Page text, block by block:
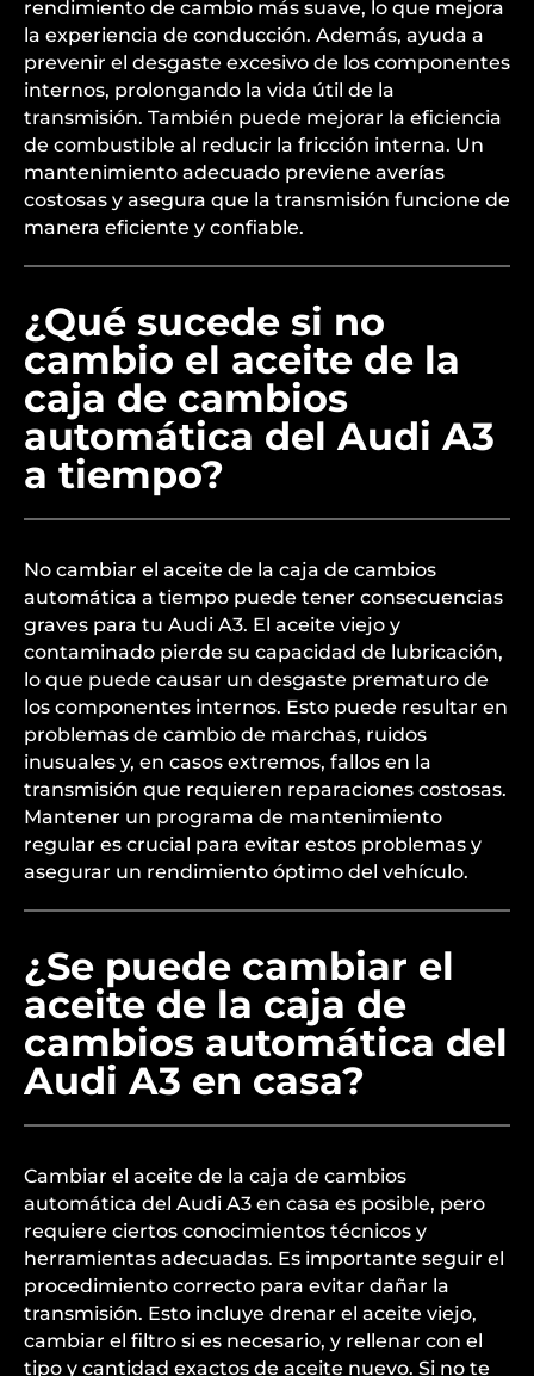
rendimiento de cambio más suave, lo que mejora
la experiencia de conducción. Además, ayuda a
prevenir el desgaste excesivo de los componentes
internos, prolongando la vida útil de la
transmisión. También puede mejorar la eficiencia
de combustible al reducir la fricción interna. Un
mantenimiento adecuado previene averías
costosas y asegura que la transmisión funcione de
manera eficiente y confiable.
¿Qué sucede si no
cambio el aceite de la
caja de cambios
automática del Audi A3
a tiempo?
No cambiar el aceite de la caja de cambios
automática a tiempo puede tener consecuencias
graves para tu Audi A3. El aceite viejo y
contaminado pierde su capacidad de lubricación,
lo que puede causar un desgaste prematuro de
los componentes internos. Esto puede resultar en
problemas de cambio de marchas, ruidos
inusuales y, en casos extremos, fallos en la
transmisión que requieren reparaciones costosas.
Mantener un programa de mantenimiento
regular es crucial para evitar estos problemas y
asegurar un rendimiento óptimo del vehículo.
¿Se puede cambiar el
aceite de la caja de
cambios automática del
Audi A3 en casa?
Cambiar el aceite de la caja de cambios
automática del Audi A3 en casa es posible, pero
requiere ciertos conocimientos técnicos y
herramientas adecuadas. Es importante seguir el
procedimiento correcto para evitar dañar la
transmisión. Esto incluye drenar el aceite viejo,
cambiar el filtro si es necesario, y rellenar con el
tipo y cantidad exactos de aceite nuevo. Si no te